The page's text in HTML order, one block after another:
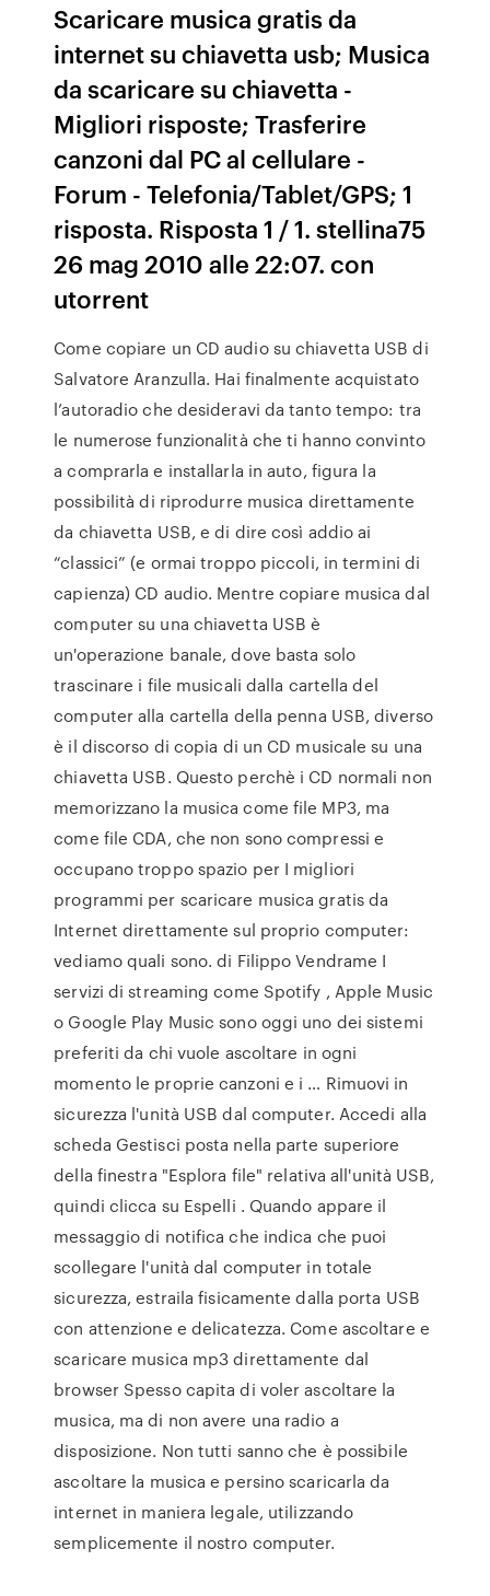
Scaricare musica gratis da
internet su chiavetta usb; Musica
da scaricare su chiavetta -
Migliori risposte; Trasferire
canzoni dal PC al cellulare -
Forum - Telefonia/Tablet/GPS; 1
risposta. Risposta 1 / 1. stellina75
26 mag 2010 alle 22:07. con
utorrent
Come copiare un CD audio su chiavetta USB di
Salvatore Aranzulla. Hai finalmente acquistato
l’autoradio che desideravi da tanto tempo: tra
le numerose funzionalità che ti hanno convinto
a comprarla e installarla in auto, figura la
possibilità di riprodurre musica direttamente
da chiavetta USB, e di dire così addio ai
“classici” (e ormai troppo piccoli, in termini di
capienza) CD audio. Mentre copiare musica dal
computer su una chiavetta USB è
un'operazione banale, dove basta solo
trascinare i file musicali dalla cartella del
computer alla cartella della penna USB, diverso
è il discorso di copia di un CD musicale su una
chiavetta USB. Questo perchè i CD normali non
memorizzano la musica come file MP3, ma
come file CDA, che non sono compressi e
occupano troppo spazio per I migliori
programmi per scaricare musica gratis da
Internet direttamente sul proprio computer:
vediamo quali sono. di Filippo Vendrame I
servizi di streaming come Spotify , Apple Music
o Google Play Music sono oggi uno dei sistemi
preferiti da chi vuole ascoltare in ogni
momento le proprie canzoni e i … Rimuovi in
sicurezza l'unità USB dal computer. Accedi alla
scheda Gestisci posta nella parte superiore
della finestra "Esplora file" relativa all'unità USB,
quindi clicca su Espelli . Quando appare il
messaggio di notifica che indica che puoi
scollegare l'unità dal computer in totale
sicurezza, estraila fisicamente dalla porta USB
con attenzione e delicatezza. Come ascoltare e
scaricare musica mp3 direttamente dal
browser Spesso capita di voler ascoltare la
musica, ma di non avere una radio a
disposizione. Non tutti sanno che è possibile
ascoltare la musica e persino scaricarla da
internet in maniera legale, utilizzando
semplicemente il nostro computer.